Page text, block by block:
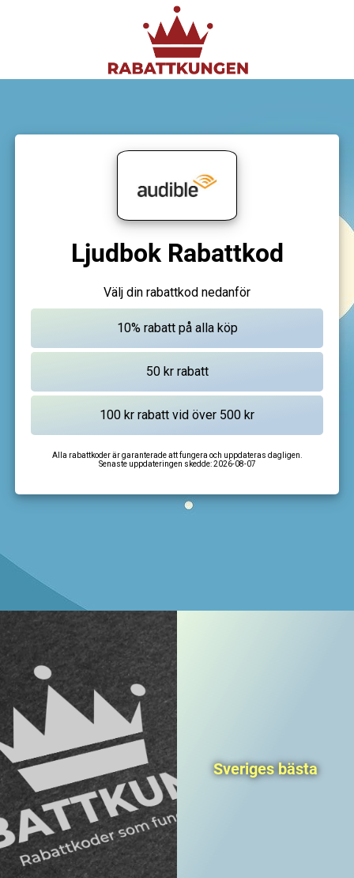
Ljudbok Rabattkod
Välj din rabattkod nedanför
Alla rabattkoder är garanterade att fungera och uppdateras dagligen.
Senaste uppdateringen skedde:2026-08-07
Sveriges bästa